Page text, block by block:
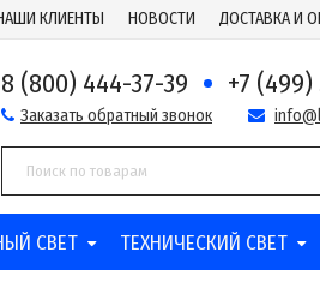
КЛИЕНТЫ НОВОСТИ ДОСТАВКА И
8 (800) 444-37-39 +7
Заказать обратный звонок
СВЕТ ТЕХНИЧЕСКИЙ СВЕТ